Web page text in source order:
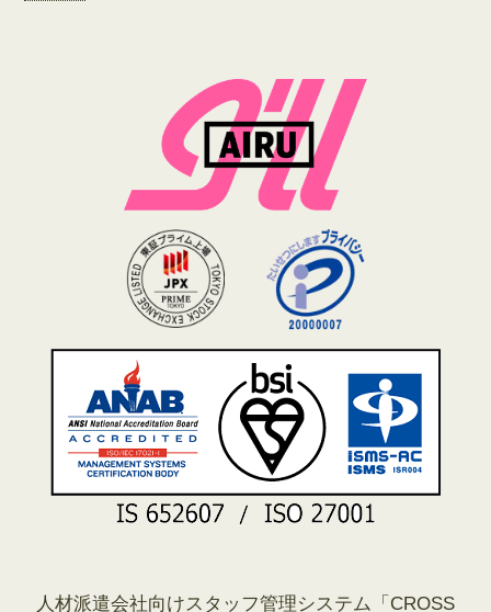
人材派遣会社向けスタッフ管理システム「CROSS